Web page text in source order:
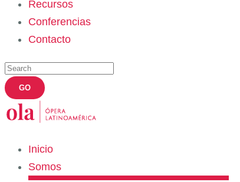
Recursos
Conferencias
Contacto
Inicio
Somos